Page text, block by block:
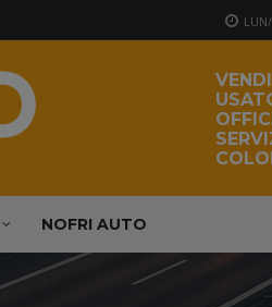
NOFRI AUTO